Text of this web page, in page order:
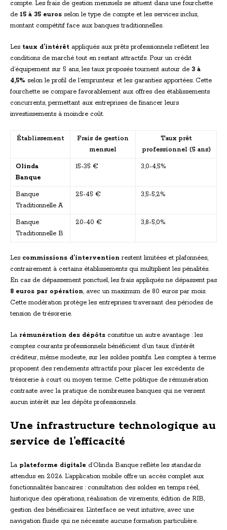
compte. Les frais de gestion mensuels se situent dans une fourchette
de 15 à 35 euros selon le type de compte et les services inclus,
montant compétitif face aux banques traditionnelles.
Les taux d’intérêt appliqués aux prêts professionnels reflètent les
conditions de marché tout en restant attractifs. Pour un crédit
d’équipement sur 5 ans, les taux proposés tournent autour de 3 à
4,5% selon le profil de l’emprunteur et les garanties apportées. Cette
fourchette se compare favorablement aux offres des établissements
concurrents, permettant aux entreprises de financer leurs
investissements à moindre coût.
Établissement
Frais de gestion
mensuel
Taux prêt
professionnel (5 ans)
Olinda
Banque
15-35 € 3,0-4,5%
Banque
Traditionnelle A
25-45 € 3,5-5,2%
Banque
Traditionnelle B
20-40 € 3,8-5,0%
Les commissions d’intervention restent limitées et plafonnées,
contrairement à certains établissements qui multiplient les pénalités.
En cas de dépassement ponctuel, les frais appliqués ne dépassent pas
8 euros par opération, avec un maximum de 80 euros par mois.
Cette modération protège les entreprises traversant des périodes de
tension de trésorerie.
La rémunération des dépôts constitue un autre avantage : les
comptes courants professionnels bénéficient d’un taux d’intérêt
créditeur, même modeste, sur les soldes positifs. Les comptes à terme
proposent des rendements attractifs pour placer les excédents de
trésorerie à court ou moyen terme. Cette politique de rémunération
contraste avec la pratique de nombreuses banques qui ne versent
aucun intérêt sur les dépôts professionnels.
Une infrastructure technologique au
service de l’efficacité
La plateforme digitale d’Olinda Banque reflète les standards
attendus en 2026. L’application mobile offre un accès complet aux
fonctionnalités bancaires : consultation des soldes en temps réel,
historique des opérations, réalisation de virements, édition de RIB,
gestion des bénéficiaires. L’interface se veut intuitive, avec une
navigation fluide qui ne nécessite aucune formation particulière.